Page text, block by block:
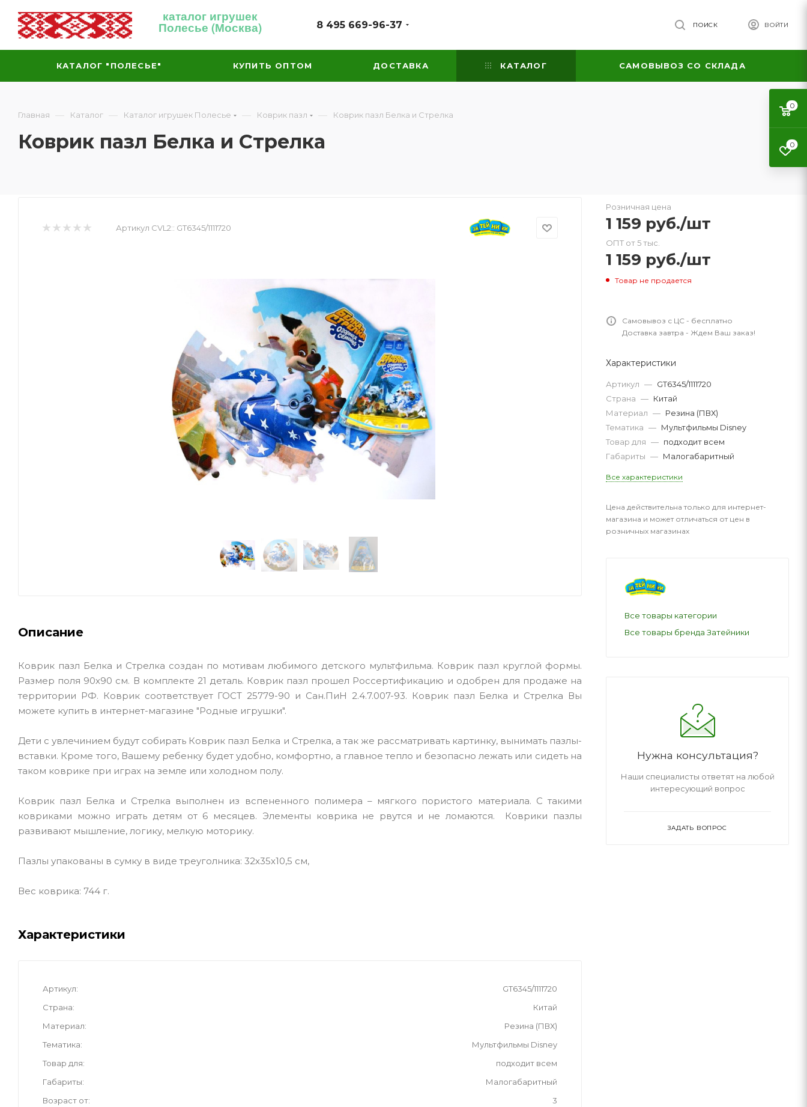
каталог игрушек
Полесье (Москва) 8 495 669-96-37 ВОЙТИ
ПОИСК
КАТАЛОГ "ПОЛЕСЬЕ" КУПИТЬ ОПТОМ ДОСТАВКА КАТАЛОГ САМОВЫВОЗ СО СКЛАДА
Главная — Каталог — Каталог игрушек Полесье — Коврик пазл — Коврик пазл Белка и Стрелка
Коврик пазл Белка и Стрелка
Артикул CVL2:: GT6345/1111720
Описание
Коврик пазл Белка и Стрелка создан по мотивам любимого детского мультфильма. Коврик пазл круглой формы.
Размер поля 90х90 см. В комплекте 21 деталь. Коврик пазл прошел Россертификацию и одобрен для продаже на
территории РФ. Коврик соответствует ГОСТ 25779-90 и Сан.ПиН 2.4.7.007-93. Коврик пазл Белка и Стрелка Вы
можете купить в интернет-магазине "Родные игрушки".
Дети с увлечинием будут собирать Коврик пазл Белка и Стрелка, а так же рассматривать картинку, вынимать пазлы-
вставки. Кроме того, Вашему ребенку будет удобно, комфортно, а главное тепло и безопасно лежать или сидеть на
таком коврике при играх на земле или холодном полу.
Коврик пазл Белка и Стрелка выполнен из вспененного полимера – мягкого пористого материала. С такими
ковриками можно играть детям от 6 месяцев. Элементы коврика не рвутся и не ломаются. Коврики пазлы
развивают мышление, логику, мелкую моторику.
Пазлы упакованы в сумку в виде треуголника: 32х35х10,5 см,
Вес коврика: 744 г.
Характеристики
Артикул
GT6345/1111720
Страна
Китай
Материал
Резина (ПВХ)
Тематика
Мультфильмы Disney
Товар для
подходит всем
Габариты
Малогабаритный
Возраст от
3
Розничная цена
1 159 руб./шт
ОПТ от 5 тыс.
1 159 руб./шт
Товар не продается
Самовывоз с ЦС - бесплатно
Доставка завтра - Ждем Ваш заказ!
Характеристики
Артикул — GT6345/1111720
Страна — Китай
Материал — Резина (ПВХ)
Тематика — Мультфильмы Disney
Товар для — подходит всем
Габариты — Малогабаритный
Все характеристики
Цена действительна только для интернет-
магазина и может отличаться от цен в
розничных магазинах
Все товары категории
Все товары бренда Затейники
Нужна консультация?
Наши специалисты ответят на любой
интересующий вопрос
ЗАДАТЬ ВОПРОС
0
0